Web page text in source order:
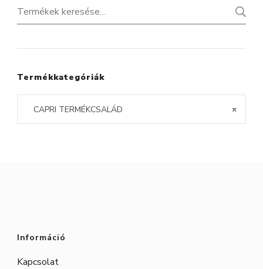
Keresés
a
következőre:
Termékkategóriák
×
CAPRI TERMÉKCSALÁD
Információ
Kapcsolat